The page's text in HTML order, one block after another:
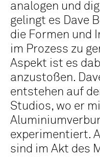
analogen und
gelingt es Dave
die Formen und
im Prozess zu
Aspekt ist es
anzustoßen.
entstehen auf
Studios, wo er
experimentiert.
sind im Akt des